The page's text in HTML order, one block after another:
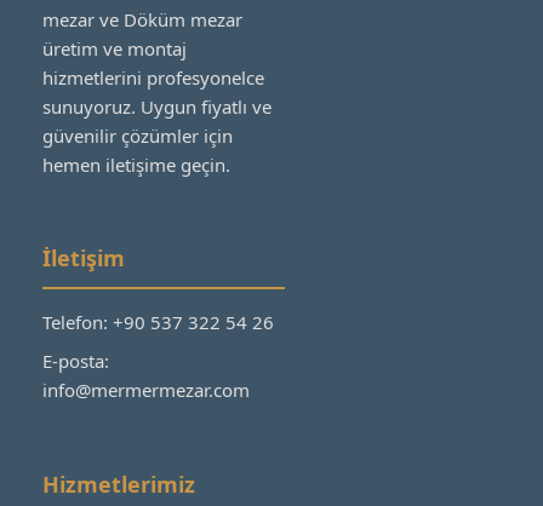
mezar ve Döküm mezar
üretim ve montaj
hizmetlerini profesyonelce
sunuyoruz. Uygun fiyatlı ve
güvenilir çözümler için
hemen iletişime geçin.
İletişim
Telefon: +90 537 322 54 26
E-posta:
info@mermermezar.com
Hizmetlerimiz